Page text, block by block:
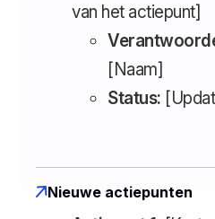
van het actiepunt]
[Naam]
Status:
Nieuwe actiepunten